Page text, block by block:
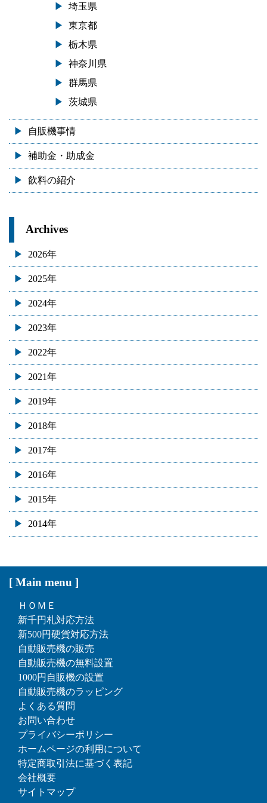
埼玉県
東京都
栃木県
神奈川県
群馬県
茨城県
自販機事情
補助金・助成金
飲料の紹介
Archives
2026年
2025年
2024年
2023年
2022年
2021年
2019年
2018年
2017年
2016年
2015年
2014年
[ Main menu ]
ＨＯＭＥ
新千円札対応方法
新500円硬貨対応方法
自動販売機の販売
自動販売機の無料設置
1000円自販機の設置
自動販売機のラッピング
よくある質問
お問い合わせ
プライバシーポリシー
ホームページの利用について
特定商取引法に基づく表記
会社概要
サイトマップ